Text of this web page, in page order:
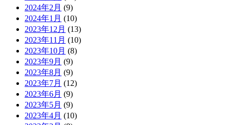
2024年2月 (9)
2024年1月 (10)
2023年12月 (13)
2023年11月 (10)
2023年10月 (8)
2023年9月 (9)
2023年8月 (9)
2023年7月 (12)
2023年6月 (9)
2023年5月 (9)
2023年4月 (10)